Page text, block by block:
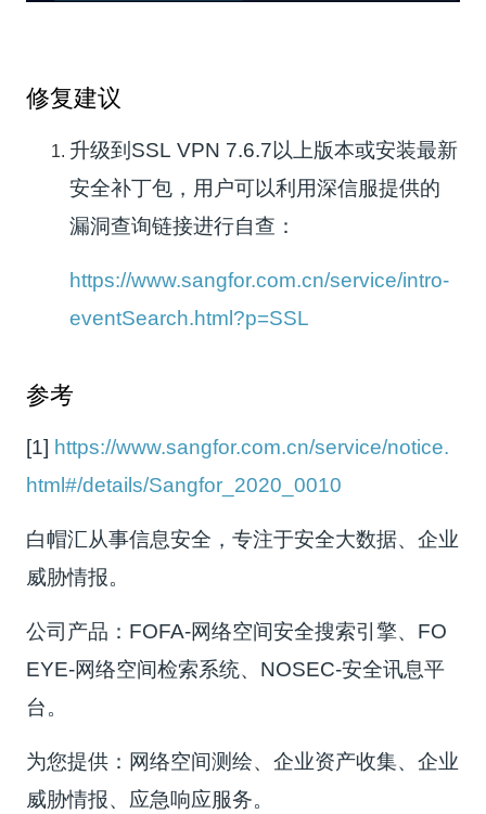
修复建议
升级到SSL VPN 7.6.7以上版本或安装最新
安全补丁包，用户可以利用深信服提供的
漏洞查询链接进行自查：
https://www.sangfor.com.cn/service/intro-
eventSearch.html?p=SSL
参考
[1] https://www.sangfor.com.cn/service/notice.
html#/details/Sangfor_2020_0010
白帽汇从事信息安全，专注于安全大数据、企业
威胁情报。
公司产品：FOFA-网络空间安全搜索引擎、FO
EYE-网络空间检索系统、NOSEC-安全讯息平
台。
为您提供：网络空间测绘、企业资产收集、企业
威胁情报、应急响应服务。